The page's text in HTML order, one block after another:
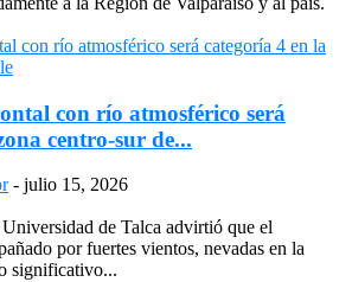
con río atmosférico será
centro-sur de...
- julio 15, 2026
de Talca advirtió que el
por fuertes vientos, nevadas en la
significativo...